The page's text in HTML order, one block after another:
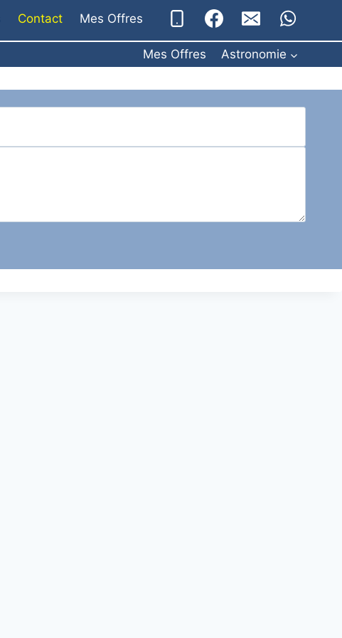
Contact Mes Offres
Mes Offres Astronomie